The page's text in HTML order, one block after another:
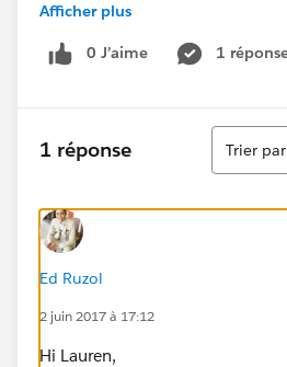
attempted to share the template
and repeatedly have the same
Lauren
Afficher plus
0 J’aime 1
1 réponse
Tri
Trier
Ed Ruzol
2 juin 2017 à 17:12
Hi Lauren,